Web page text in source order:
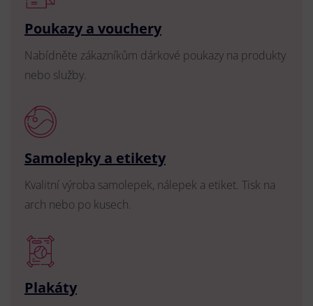
Poukazy a vouchery
Nabídněte zákazníkům dárkové poukazy na produkty
nebo služby.
Samolepky a etikety
Kvalitní výroba samolepek, nálepek a etiket. Tisk na
arch nebo po kusech.
Plakáty